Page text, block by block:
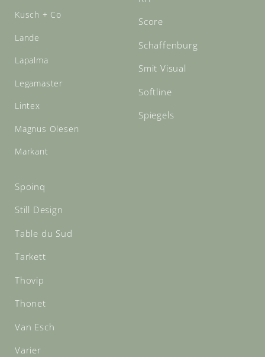
Kusch + Co
Lande
Lapalma
Legamaster
Lintex
Magnus Olesen
Markant
Score
Schaffenburg
Smit Visual
Softline
Spiegels
Spoinq
Still Design
Table du Sud
Tarkett
Thovip
Thonet
Van Esch
Varier